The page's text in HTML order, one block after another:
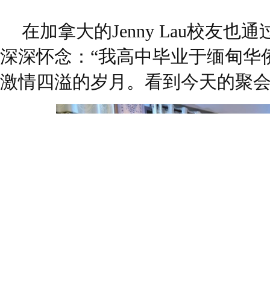
在加拿大的Jenny Lau校友也
深深怀念：“我高中毕业于缅甸华
激情四溢的岁月。看到今天的聚